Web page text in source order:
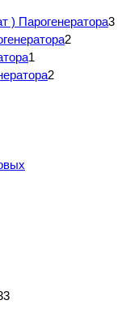
) Парогенератора3
2
1
2